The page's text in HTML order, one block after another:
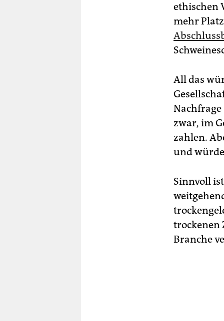
ethischen
mehr
All das
zwar, im
zahlen.
und
Sinnvoll
trockenen
Branche